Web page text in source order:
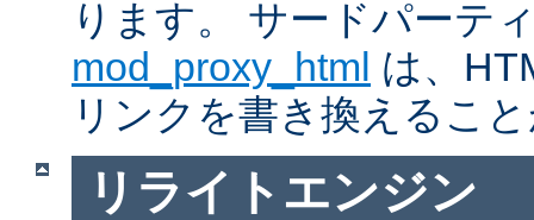
ります。 サードパーテ
mod_proxy_html は、
リンクを書き換えるこ
リライトエンジン